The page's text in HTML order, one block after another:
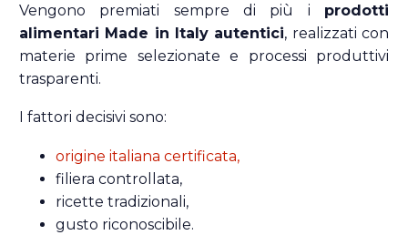
Vengono premiati sempre di più i prodotti
alimentari Made in Italy autentici, realizzati con
materie prime selezionate e processi produttivi
trasparenti.
I fattori decisivi sono:
origine italiana certificata,
filiera controllata,
ricette tradizionali,
gusto riconoscibile.